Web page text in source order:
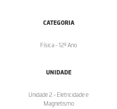
CATEGORIA
Física - 12º Ano
UNIDADE
Unidade 2 - Eletricidade e
Magnetismo